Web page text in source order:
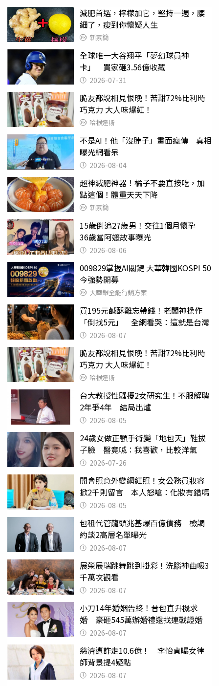
減肥首選，檸檬加它，堅持一週，腰
細了，瘦到你懷疑人生
新素簡
全球唯一大谷翔平「夢幻球員神
卡」 買家砸3.56億收藏
2026-07-31
脆友都說相見恨晚！苦甜72%比利時
巧克力 大人味爆紅！
哈根達斯
不是AI！他「沒脖子」畫面瘋傳 真相
曝光網看呆
2026-08-04
超神減肥神器！橘子不要直接吃，加
點這個！體重天天下降
新素簡
15歲倒追27歲男！交往1個月懷孕
36歲當阿嬤故事曝光
2026-08-06
009829掌握AI關鍵 大華韓國KOSPI 50
今強勢開募
大華銀全能行銷方案
買195元鹹酥雞忘帶錢！老闆神操作
「倒找5元」 全網看哭：這就是台灣
2026-08-07
脆友都說相見恨晚！苦甜72%比利時
巧克力 大人味爆紅！
哈根達斯
台大教授性騷擾2女研究生！不服解聘
2年爭4年 結局出爐
2026-08-05
24歲女做正顎手術變「地包天」鞋拔
子臉 醫竟喊：我喜歡，比較洋氣
2026-07-26
開會照意外變網紅照！女公務員妝容
掀2千則留言 本人怒嗆：化妝有錯嗎
2026-08-05
包租代管龍頭兆基爆百億債務 檢調
約談2高層名單曝光
2026-08-07
展榮展瑞跳舞跳到掛彩！洗腦神曲吸3
千萬次觀看
2026-08-07
小刀14年婚姻告終！昔包直升機求
婚 豪砸545萬辦婚禮還找連戰證婚
2026-08-07
慈濟遭詐走10.6億！ 李怡貞曝女律
師背景提4疑點
2026-08-07